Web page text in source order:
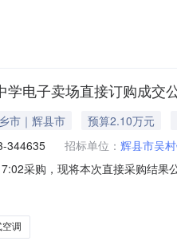
术规格数量单价（元）总金额
学电子卖场直接订购成交
市｜辉县市
预算2.10万元
344635 招标单位： 辉县市吴
采购，现将本次直接采购结
商品名称技术规格数量单价（
空调